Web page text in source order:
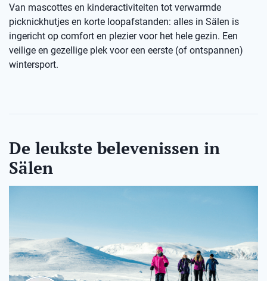
Van mascottes en kinderactiviteiten tot verwarmde
picknickhutjes en korte loopafstanden: alles in Sälen is
ingericht op comfort en plezier voor het hele gezin. Een
veilige en gezellige plek voor een eerste (of ontspannen)
wintersport.
De leukste belevenissen in
Sälen